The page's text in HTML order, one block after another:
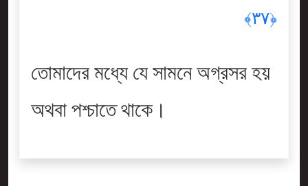
﴿٣٧﴾
তোমাদের মধ্যে যে সামনে অগ্রসর হয়
অথবা পশ্চাতে থাকে।